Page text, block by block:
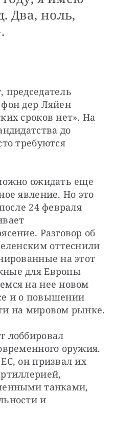
Два, ноль,
дер Ляйен
сроков нет». На
до
требуются
ожидать еще
явление. Но это
24 февраля
Разговор об
оттеснили
на этот
для Европы
на нее новом
и о повышении
на мировом рынке.
лоббировал
оружия.
он призвал их
танками,
и